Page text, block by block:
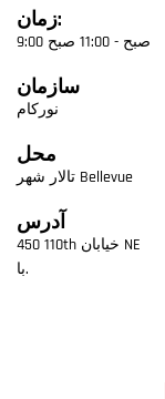
زمان:
9:00 صبح - 11:00 صبح
سازمان
نورکام
محل
تالار شهر Bellevue
آدرس
450 110th خیابان NE
با.